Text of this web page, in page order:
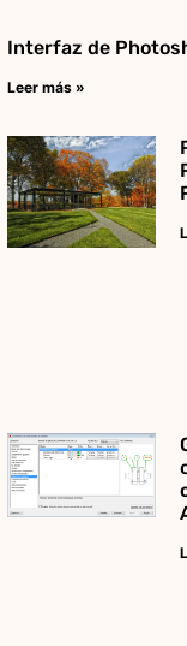
Interfaz de
Leer más »